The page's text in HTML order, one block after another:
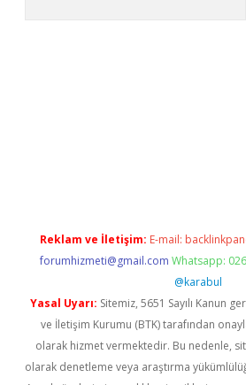
Reklam ve İletişim: E-mail:
forumhizmeti@gmail.com Whatsapp:
@karabul
Yasal Uyarı: Sitemiz, 5651 Sayılı Kanun
ve İletişim Kurumu (BTK) tarafından
olarak hizmet vermektedir. Bu nedenle,
olarak denetleme veya araştırma